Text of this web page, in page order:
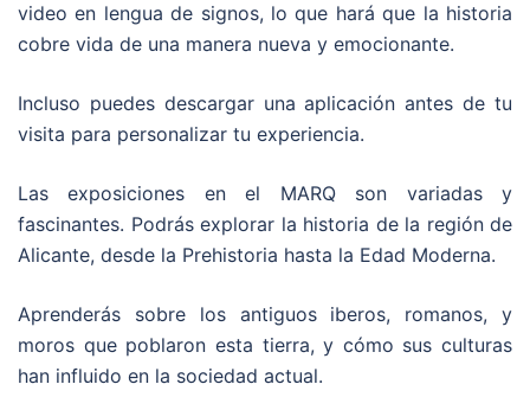
video en lengua de signos, lo que hará que la historia
cobre vida de una manera nueva y emocionante.
Incluso puedes descargar una aplicación antes de tu
visita para personalizar tu experiencia.
Las exposiciones en el MARQ son variadas y
fascinantes. Podrás explorar la historia de la región de
Alicante, desde la Prehistoria hasta la Edad Moderna.
Aprenderás sobre los antiguos iberos, romanos, y
moros que poblaron esta tierra, y cómo sus culturas
han influido en la sociedad actual.